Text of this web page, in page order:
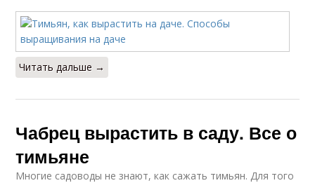
Читать дальше →
Чабрец вырастить в саду. Все о
тимьяне
Многие садоводы не знают, как сажать тимьян. Для того